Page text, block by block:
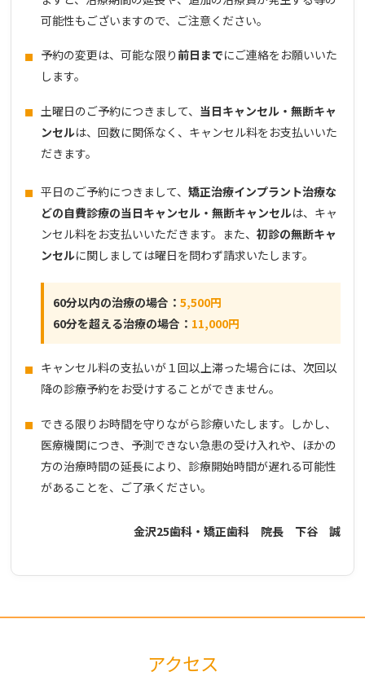
可能性もございますので、ご注意ください。
予約の変更は、可能な限り 前日までにご連絡をお願いいた
します。
土曜日のご予約につきまして、 当日キャンセル・無断キャ
ンセルは、回数に関係なく、キャンセル料をお支払いいた
だきます。
平日のご予約につきまして、矯正治療インプラント治療な
どの自費診療の当日キャンセル・無断キャンセルは、キャ
ンセル料をお支払いいただきます。また、初診の無断キャ
ンセルに関しましては曜日を問わず請求いたします。
60分以内の治療の場合：5,500円
60分を超える治療の場合： 11,000円
キャンセル料の支払いが１回以上滞った場合には、次回以
降の診療予約をお受けすることができません。
できる限りお時間を守りながら診療いたします。しかし、
医療機関につき、予測できない急患の受け入れや、ほかの
方の治療時間の延長により、診療開始時間が遅れる可能性
があることを、ご了承ください。
金沢25歯科・矯正歯科 院長 下谷 誠
アクセス